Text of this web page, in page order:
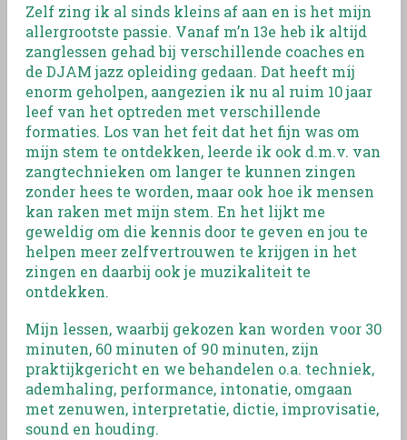
Zelf zing ik al sinds kleins af aan en is het mijn
allergrootste passie. Vanaf m’n 13e heb ik altijd
zanglessen gehad bij verschillende coaches en
de DJAM jazz opleiding gedaan. Dat heeft mij
enorm geholpen, aangezien ik nu al ruim 10 jaar
leef van het optreden met verschillende
formaties. Los van het feit dat het fijn was om
mijn stem te ontdekken, leerde ik ook d.m.v. van
zangtechnieken om langer te kunnen zingen
zonder hees te worden, maar ook hoe ik mensen
kan raken met mijn stem. En het lijkt me
geweldig om die kennis door te geven en jou te
helpen meer zelfvertrouwen te krijgen in het
zingen en daarbij ook je muzikaliteit te
ontdekken.
Mijn lessen, waarbij gekozen kan worden voor 30
minuten, 60 minuten of 90 minuten, zijn
praktijkgericht en we behandelen o.a. techniek,
ademhaling, performance, intonatie, omgaan
met zenuwen, interpretatie, dictie, improvisatie,
sound en houding.